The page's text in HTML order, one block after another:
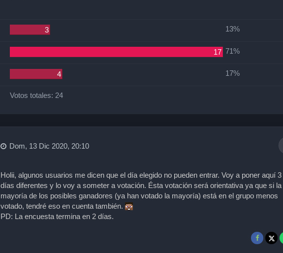
3 13%
17 71%
4 17%
Votos totales: 24
Dom, 13 Dic 2020, 20:10
Holii, algunos usuarios me dicen que el día elegido no pueden entrar. Voy a poner aquí 3
días diferentes y lo voy a someter a votación. Ésta votación será orientativa ya que si la
mayoría de los posibles ganadores (ya han votado la mayoría) está en el grupo menos
votado, tendré eso en cuenta también.
PD: La encuesta termina en 2 días.